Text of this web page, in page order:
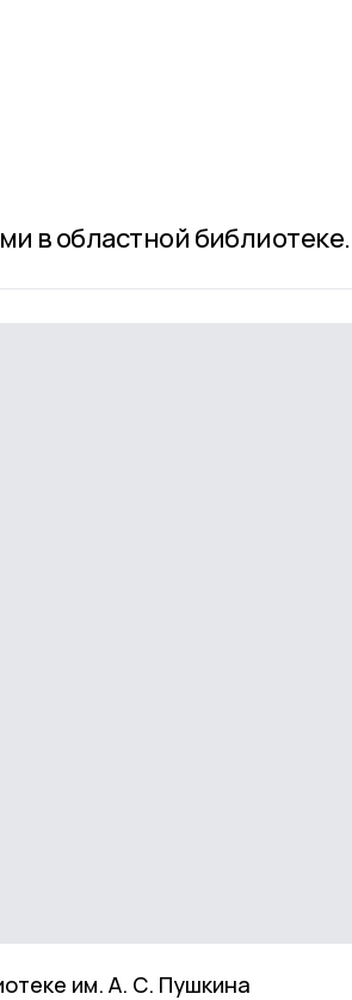
в областной библиотеке.
им. А. С. Пушкина